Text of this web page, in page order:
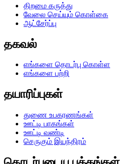
திறமை கருத்து
வேலை செய்யும் கொள்கை
ஆட்சேர்ப்பு
தகவல்
எங்களை தொடர்பு கொள்ள
எங்களை பற்றி
தயாரிப்புகள்
துணை உபகரணங்கள்
ஊட்டி பாகங்கள்
ஊட்டி வண்டி
செருகும் இயந்திரம்